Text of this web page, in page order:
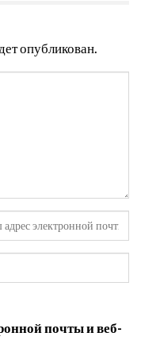
опубликован.
почты и веб-